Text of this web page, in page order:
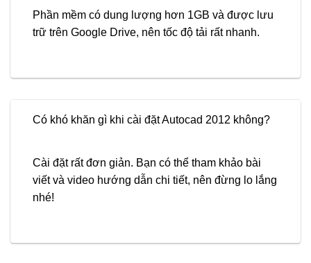
Phần mềm có dung lượng hơn 1GB và được lưu
trữ trên Google Drive, nên tốc độ tải rất nhanh.
Có khó khăn gì khi cài đặt Autocad 2012 không?
Cài đặt rất đơn giản. Bạn có thể tham khảo bài
viết và video hướng dẫn chi tiết, nên đừng lo lắng
nhé!